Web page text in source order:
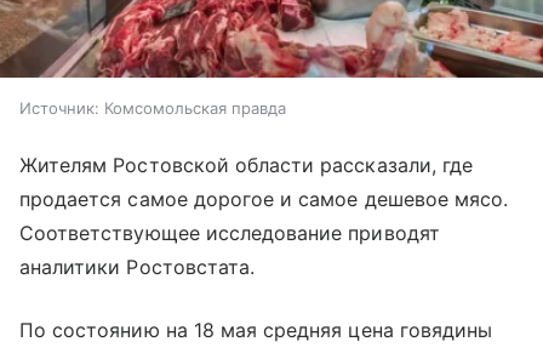
Источник: Комсомольская правда
Жителям Ростовской области рассказали, где
продается самое дорогое и самое дешевое мясо.
Соответствующее исследование приводят
аналитики Ростовстата.
По состоянию на 18 мая средняя цена говядины